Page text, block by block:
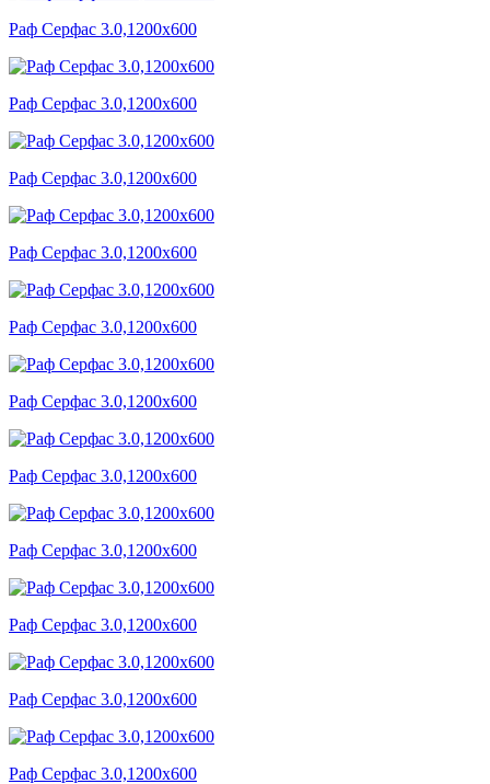
Раф Серфас 3.0,1200x600
Раф Серфас 3.0,1200x600
Раф Серфас 3.0,1200x600
Раф Серфас 3.0,1200x600
Раф Серфас 3.0,1200x600
Раф Серфас 3.0,1200x600
Раф Серфас 3.0,1200x600
Раф Серфас 3.0,1200x600
Раф Серфас 3.0,1200x600
Раф Серфас 3.0,1200x600
Раф Серфас 3.0,1200x600